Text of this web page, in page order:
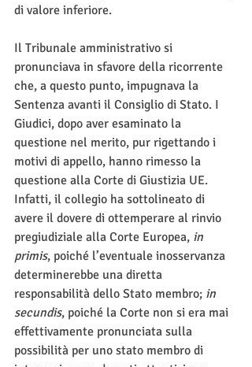
di valore inferiore.
Il Tribunale amministrativo si
pronunciava in sfavore della ricorrente
che, a questo punto, impugnava la
Sentenza avanti il Consiglio di Stato. I
Giudici, dopo aver esaminato la
questione nel merito, pur rigettando i
motivi di appello, hanno rimesso la
questione alla Corte di Giustizia UE.
Infatti, il collegio ha sottolineato di
avere il dovere di ottemperare al rinvio
pregiudiziale alla Corte Europea, in
primis, poiché l’eventuale inosservanza
determinerebbe una diretta
responsabilità dello Stato membro; in
secundis, poiché la Corte non si era mai
effettivamente pronunciata sulla
possibilità per uno stato membro di